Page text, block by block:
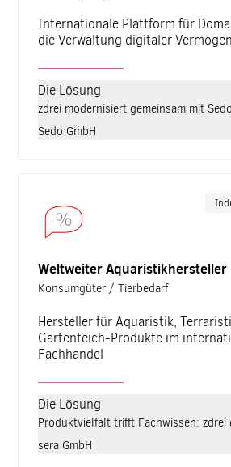
Internationale Plattform für
die Verwaltung digitaler
Die Lösung
zdrei modernisiert gemeinsam mit
Sedo GmbH
Weltweiter Aquaristikhersteller
Konsumgüter / Tierbedarf
Hersteller für Aquaristik,
Gartenteich-Produkte im
Fachhandel
Die Lösung
Produktvielfalt trifft Fachwissen:
sera GmbH